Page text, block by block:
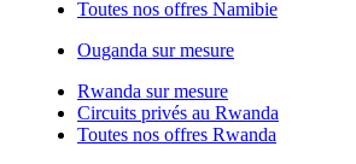
Toutes nos offres Namibie
Ouganda sur mesure
Rwanda sur mesure
Circuits privés au Rwanda
Toutes nos offres Rwanda